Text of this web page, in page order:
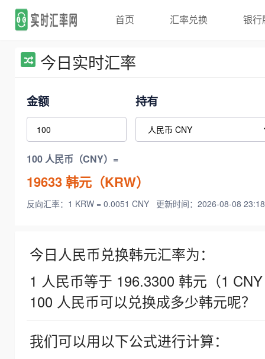
首页 汇率兑换 银行
今日实时汇率
金额 持有
100 人民币（CNY）=
19633韩元（KRW）
反向汇率：1 KRW = 0.0051 CNY 更新时间：2026-08-08
今日人民币兑换韩元汇率为：
1 人民币等于 196.3300 韩元（1
100 人民币可以兑换成多少韩元呢？
我们可以用以下公式进行计算：